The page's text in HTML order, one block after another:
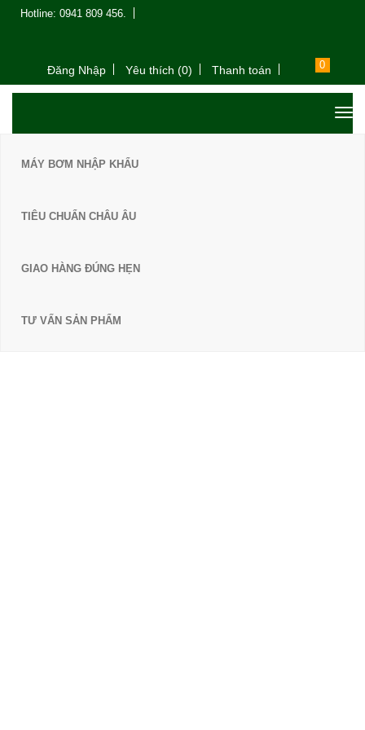
Hotline: 0941 809 456.
Đăng Nhập Yêu thích (0) Thanh toán 0
MÁY BƠM NHẬP KHẨU
TIÊU CHUẨN CHÂU ÂU
GIAO HÀNG ĐÚNG HẸN
TƯ VẤN SẢN PHẨM